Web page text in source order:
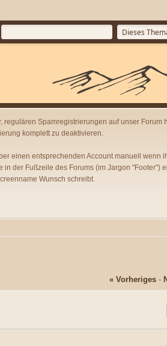
regulären Spamregistrierungen auf unser Forum
komplett zu deaktivieren.
einen entsprechenden Account manuell wenn
in der Fußzeile des Forums (im Jargon "Footer")
Wunsch schreibt.
« Vorheriges -